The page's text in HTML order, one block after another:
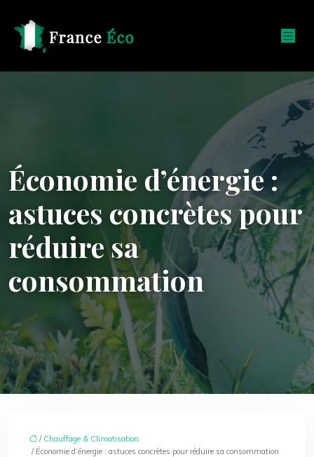
Économie d’énergie :
astuces concrètes pour
réduire sa
consommation
/ Chauffage & Climatisation
/ Économie d’énergie : astuces concrètes pour réduire sa consommation